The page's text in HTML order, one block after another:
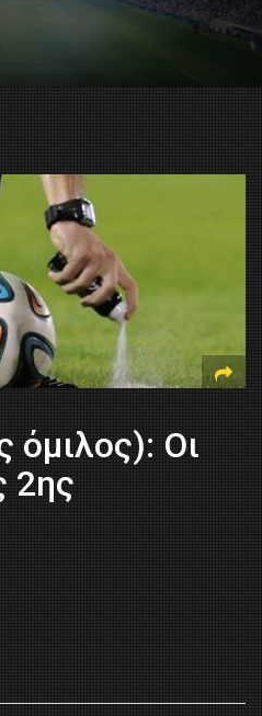
όμιλος): Οι
2ης